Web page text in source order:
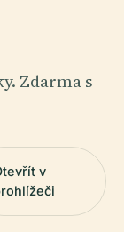
Zdarma s
v